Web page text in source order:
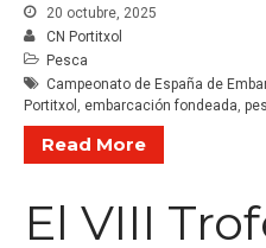
20 octubre, 2025
CN Portitxol
Pesca
Campeonato de España de
Portitxol , embarcación fondeada,
Read More
El VIII